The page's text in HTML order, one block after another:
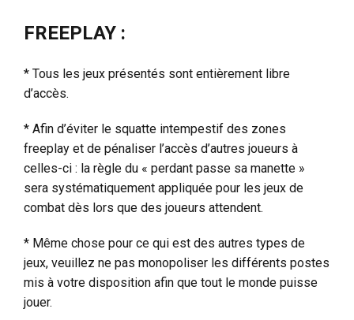
FREEPLAY :
* Tous les jeux présentés sont entièrement libre
d’accès.
* Afin d’éviter le squatte intempestif des zones
freeplay et de pénaliser l’accès d’autres joueurs à
celles-ci : la règle du « perdant passe sa manette »
sera systématiquement appliquée pour les jeux de
combat dès lors que des joueurs attendent.
* Même chose pour ce qui est des autres types de
jeux, veuillez ne pas monopoliser les différents postes
mis à votre disposition afin que tout le monde puisse
jouer.